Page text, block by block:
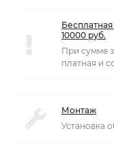
10000 руб.
При сумме
платная и
Монтаж
Установка